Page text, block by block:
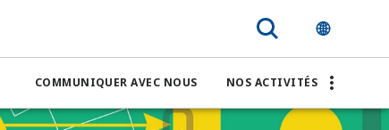
COMMUNIQUER AVEC NOUS NOS ACTIVITÉS